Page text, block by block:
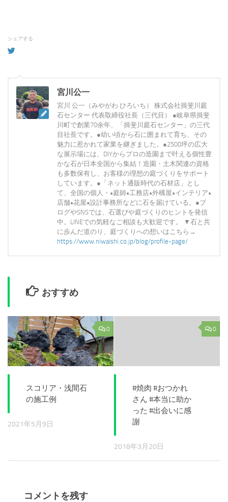
シェアする
宮川公一
宮川 公一（みやがわ ひろいち） 株式会社揖斐川庭
石センター 代表取締役社長（三代目） ●岐阜県揖斐
川町で創業70余年、「揖斐川庭石センター」の三代
目社長です。●幼い頃から石に囲まれて育ち、その
魅力に惹かれて家業を継ぎました。●2500坪の広大
な展示場には、DIYからプロの造園まで叶える個性豊
かな石が日本全国から集結！造園・土木関連の資格
も多数保有し、お客様の理想の庭づくりをサポート
しています。●「ネット通販時代の石材店」とし
て、全国の個人・•庭師•工務店•外構屋•インテリア•
店舗•花屋•設計事務所などに石を届けている。●ブ
ログやSNSでは、石選びや庭づくりのヒントを発信
中。LINEでの気軽なご相談も大歓迎です。 ▼石と共
に歩んだ道のり、庭づくりへの想いはこちら→
https://www.niwaishi.co.jp/blog/profile-page/
おすすめ
0
スコリア・浅間石
の施工例
2021年5月9日
0
#焼肉 #おつかれ
さん #本当に助か
った #出会いに感
謝
2018年3月20日
コメントを残す